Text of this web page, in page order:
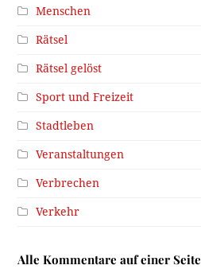
Menschen
Rätsel
Rätsel gelöst
Sport und Freizeit
Stadtleben
Veranstaltungen
Verbrechen
Verkehr
Alle Kommentare auf einer Seite